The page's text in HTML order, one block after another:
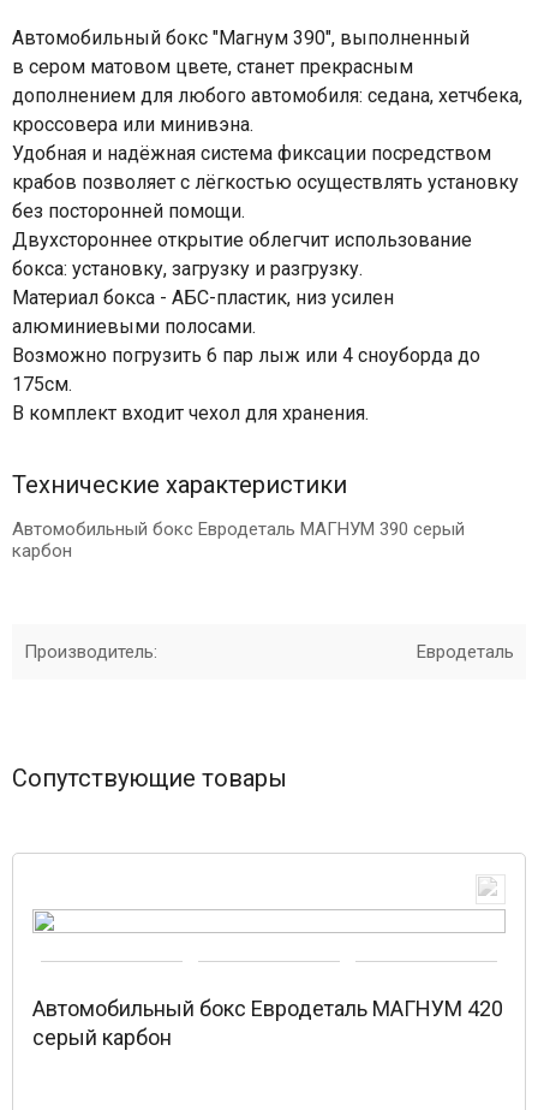
Автомобильный бокс "Магнум 390", выполненный
в сером матовом цвете, станет прекрасным
дополнением для любого автомобиля: седана, хетчбека,
кроссовера или минивэна.
Удобная и надёжная система фиксации посредством
крабов позволяет с лёгкостью осуществлять установку
без посторонней помощи.
Двухстороннее открытие облегчит использование
бокса: установку, загрузку и разгрузку.
Материал бокса - АБС-пластик, низ усилен
алюминиевыми полосами.
Возможно погрузить 6 пар лыж или 4 сноуборда до
175см.
В комплект входит чехол для хранения.
Технические характеристики
Автомобильный бокс Евродеталь МАГНУМ 390 серый
карбон
Производитель: Евродеталь
Сопутствующие товары
Автомобильный бокс Евродеталь МАГНУМ 420
серый карбон